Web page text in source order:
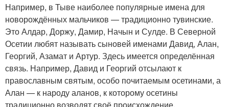
Например, в Тыве наиболее популярные имена для
новорождённых мальчиков — традиционно тувинские.
Это Алдар, Доржу, Дамир, Начын и Сулде. В Северной
Осетии любят называть сыновей именами Давид, Алан,
Георгий, Азамат и Артур. Здесь имеется определённая
связь. Например, Давид и Георгий отсылают к
православным святым, особо почитаемым осетинами, а
Алан — к народу аланов, к которому осетины
традиционно возводят своё происхождение.